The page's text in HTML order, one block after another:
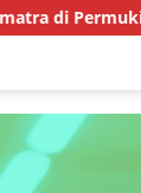
Aceh Timur,